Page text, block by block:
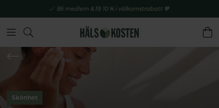
Bli medlem & få 10 % i välkomstrabatt 💚
Skönhet